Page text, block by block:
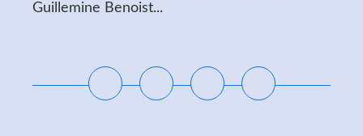
Guillemine Benoist...